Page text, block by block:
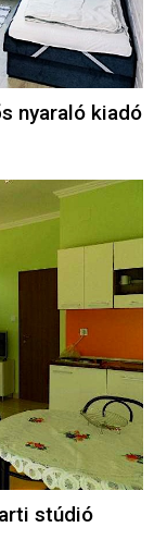
nyaraló kiadó
stúdió